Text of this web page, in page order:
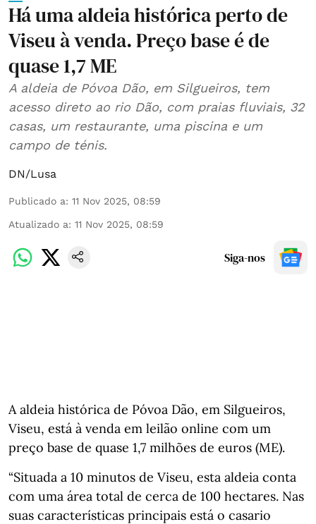
Há uma aldeia histórica perto de
Viseu à venda. Preço base é de
quase 1,7 ME
A aldeia de Póvoa Dão, em Silgueiros, tem
acesso direto ao rio Dão, com praias fluviais, 32
casas, um restaurante, uma piscina e um
campo de ténis.
DN/Lusa
Publicado a: 11 Nov 2025, 08:59
Atualizado a: 11 Nov 2025, 08:59
Siga-nos
A aldeia histórica de Póvoa Dão, em Silgueiros,
Viseu, está à venda em leilão online com um
preço base de quase 1,7 milhões de euros (ME).
“Situada a 10 minutos de Viseu, esta aldeia conta
com uma área total de cerca de 100 hectares. Nas
suas características principais está o casario